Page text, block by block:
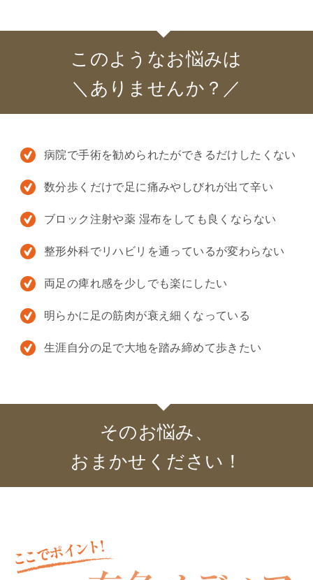
このようなお悩みは
＼ありませんか？／
病院で手術を勧められたができるだけしたくない
数分歩くだけで足に痛みやしびれが出て辛い
ブロック注射や薬 湿布をしても良くならない
整形外科でリハビリを通っているが変わらない
両足の痺れ感を少しでも楽にしたい
明らかに足の筋肉が衰え細くなっている
生涯自分の足で大地を踏み締めて歩きたい
そのお悩み、
おまかせください！